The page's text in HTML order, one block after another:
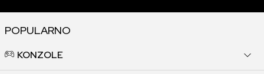
POPULARNO
KONZOLE